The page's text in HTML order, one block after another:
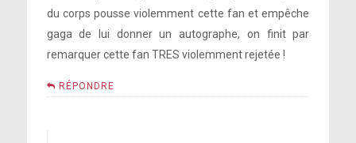
du corps pousse violemment cette fan et empêche
gaga de lui donner un autographe, on finit par
remarquer cette fan TRES violemment rejetée !
RÉPONDRE